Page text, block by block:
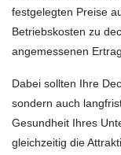
festgelegten Preise
Betriebskosten zu
angemessenen
Dabei sollten Ihre
sondern auch
Gesundheit Ihres
gleichzeitig die